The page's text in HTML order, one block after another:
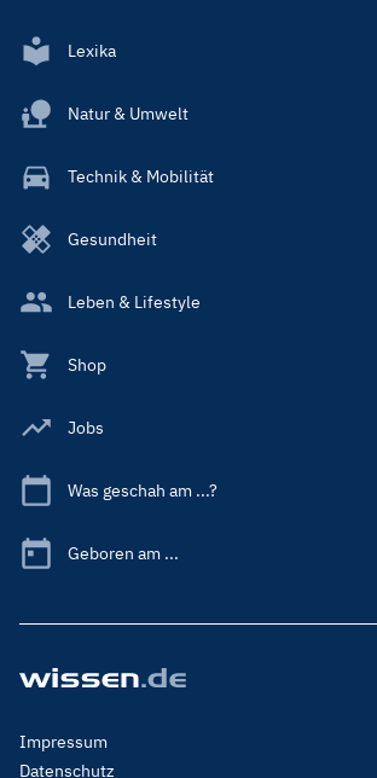
Lexika
Natur & Umwelt
Technik & Mobilität
Gesundheit
Leben & Lifestyle
Shop
Jobs
Was geschah am ...?
Geboren am ...
Footer
Menu
Impressum
Datenschutz